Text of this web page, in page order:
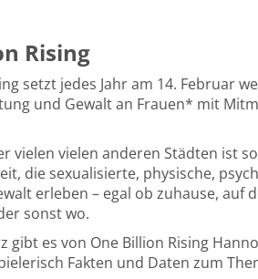
Rising
setzt jedes Jahr am 14. Februar
und Gewalt an Frauen* mit
vielen vielen anderen Städten ist
die sexualisierte, physische,
erleben – egal ob zuhause, auf
sonst wo.
gibt es von One Billion Rising
Fakten und Daten zum